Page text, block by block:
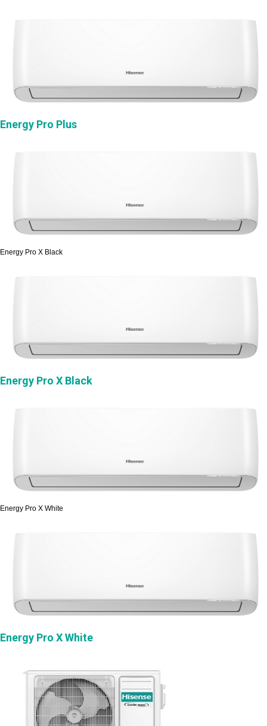
Energy Pro Plus
Energy Pro X Black
Energy Pro X Black
Energy Pro X White
Energy Pro X White